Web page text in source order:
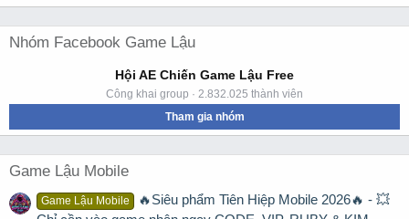
Nhóm Facebook Game Lậu
Hội AE Chiến Game Lậu Free
Công khai group · 2.832.025 thành viên
Tham gia nhóm
Game Lậu Mobile
Game Lậu Mobile
🔥Siêu phẩm Tiên Hiệp Mobile 2026🔥 - 💥